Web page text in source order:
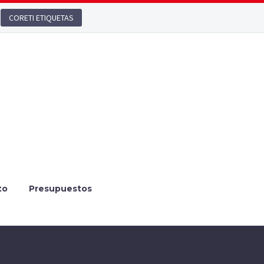
CORETI ETIQUETAS
Presupuestos